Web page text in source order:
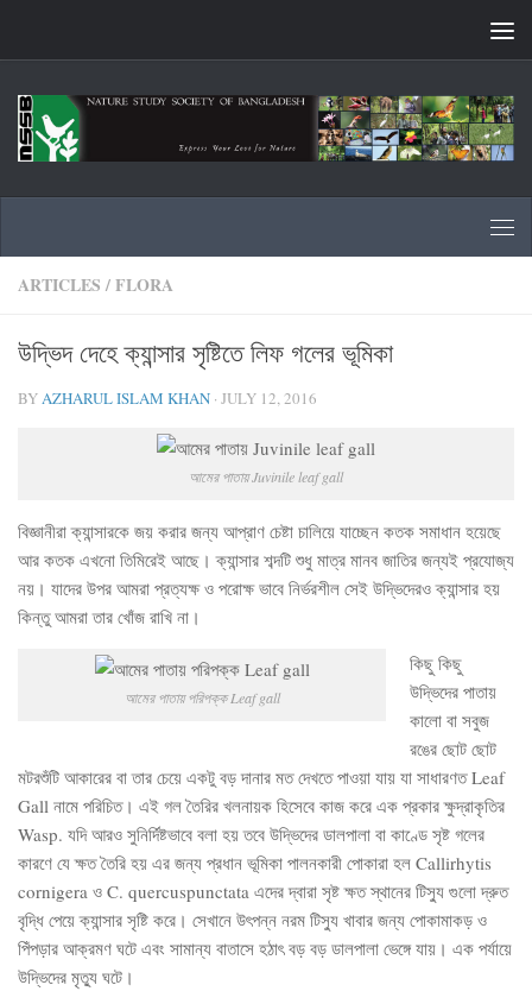
ARTICLES /FLORA
উদ্ভিদ দেহে ক্যান্সার সৃষ্টিতে লিফ গলের ভূমিকা
BYAZHARUL ISLAM KHAN · JULY 12, 2016
আমের পাতায় Juvinile leaf gall
বিজ্ঞানীরা ক্যান্সারকে জয় করার জন্য আপ্রাণ চেষ্টা চালিয়ে যাচ্ছেন কতক সমাধান হয়েছে
আর কতক এখনো তিমিরেই আছে। ক্যান্সার শব্দটি শুধু মাত্র মানব জাতির জন্যই প্রযোজ্য
নয়। যাদের উপর আমরা প্রত্যক্ষ ও পরোক্ষ ভাবে নির্ভরশীল সেই উদ্ভিদেরও ক্যান্সার হয়
কিন্তু আমরা তার খোঁজ রাখি না।
আমের পাতায় পরিপক্ক Leaf gall
কিছু কিছু
উদ্ভিদের পাতায়
কালো বা সবুজ
রঙের ছোট ছোট
মটরশুঁটি আকারের বা তার চেয়ে একটু বড় দানার মত দেখতে পাওয়া যায় যা সাধারণত Leaf
Gall নামে পরিচিত। এই গল তৈরির খলনায়ক হিসেবে কাজ করে এক প্রকার ক্ষুদ্রাকৃতির
Wasp. যদি আরও সুনির্দিষ্টভাবে বলা হয় তবে উদ্ভিদের ডালপালা বা কাণ্ডে সৃষ্ট গলের
কারণে যে ক্ষত তৈরি হয় এর জন্য প্রধান ভূমিকা পালনকারী পোকারা হল Callirhytis
cornigera ও C. quercuspunctata এদের দ্বারা সৃষ্ট ক্ষত স্থানের টিস্যু গুলো দ্রুত
বৃদ্ধি পেয়ে ক্যান্সার সৃষ্টি করে। সেখানে উৎপন্ন নরম টিস্যু খাবার জন্য পোকামাকড় ও
পিঁপড়ার আক্রমণ ঘটে এবং সামান্য বাতাসে হঠাৎ বড় বড় ডালপালা ভেঙ্গে যায়। এক পর্যায়ে
উদ্ভিদের মৃত্যু ঘটে।